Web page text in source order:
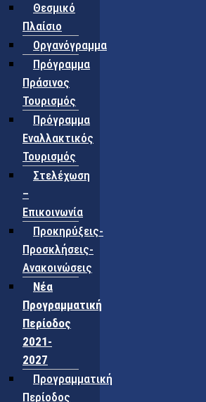
Θεσμικό
Πλαίσιο
Οργανόγραμμα
Πρόγραμμα
Πράσινος
Τουρισμός
Πρόγραμμα
Εναλλακτικός
Τουρισμός
Στελέχωση
–
Επικοινωνία
Προκηρύξεις-
Προσκλήσεις-
Ανακοινώσεις
Νέα
Προγραμματική
Περίοδος
2021-
2027
Προγραμματική
Περίοδος